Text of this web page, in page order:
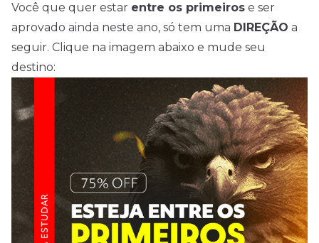
Você que quer estar entre os primeiros e ser
aprovado ainda neste ano, só tem uma DIREÇÃO a
seguir. Clique na imagem abaixo e mude seu
destino: